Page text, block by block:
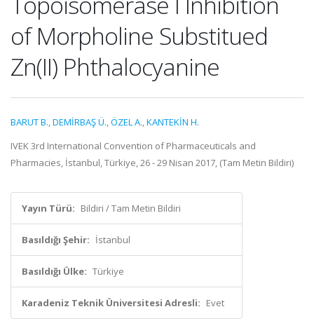
of Morpholine Substitued
Zn(II) Phthalocyanine
BARUT B.,DEMİRBAŞ Ü.,ÖZEL A.,KANTEKİN H.
IVEK 3rd International Convention of Pharmaceuticals and
Pharmacies, İstanbul, Türkiye, 26 - 29 Nisan 2017, (Tam Metin Bildiri)
Yayın Türü: Bildiri / Tam Metin Bildiri
Basıldığı Şehir: İstanbul
Basıldığı Ülke: Türkiye
Karadeniz Teknik Üniversitesi Adresli: Evet